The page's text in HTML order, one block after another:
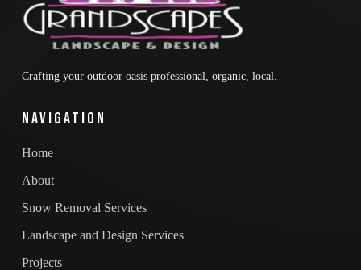
Crafting your outdoor oasis professional, organic, local.
Navigation
Home
About
Snow Removal Services
Landscape and Design Services
Projects